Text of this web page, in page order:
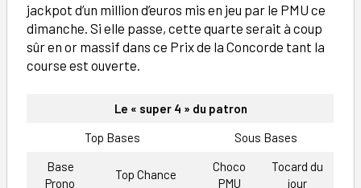
jackpot d’un million d’euros mis en jeu par le PMU ce
dimanche. Si elle passe, cette quarte serait à coup
sûr en or massif dans ce Prix de la Concorde tant la
course est ouverte.
Le « super 4 » du patron
Top Bases
Sous Bases
Base
Prono
Top Chance
Choco
PMU
Tocard du
jour